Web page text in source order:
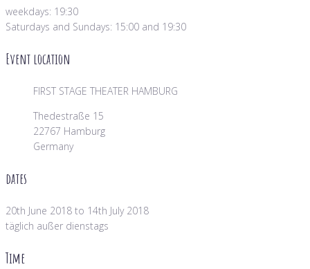
weekdays: 19:30
Saturdays and Sundays: 15:00 and 19:30
Event location
FIRST STAGE THEATER HAMBURG
Thedestraße 15
22767 Hamburg
Germany
dates
20th June 2018 to 14th July 2018
täglich außer dienstags
Time